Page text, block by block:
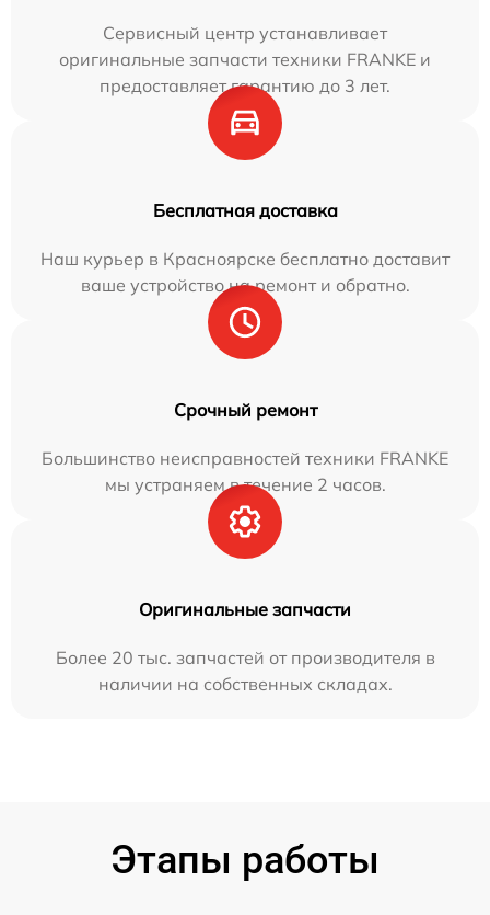
Сервисный центр устанавливает
оригинальные запчасти техники FRANKE и
предоставляет гарантию до 3 лет.
Бесплатная доставка
Наш курьер в Красноярске бесплатно доставит
ваше устройство на ремонт и обратно.
Срочный ремонт
Большинство неисправностей техники FRANKE
мы устраняем в течение 2 часов.
Оригинальные запчасти
Более 20 тыс. запчастей от производителя в
наличии на собственных складах.
Этапы работы